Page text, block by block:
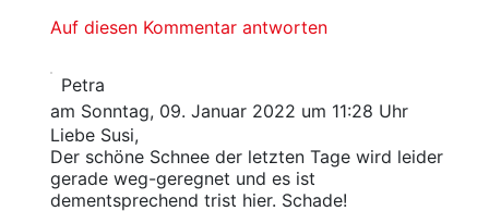
Auf diesen Kommentar antworten
Petra
am Sonntag, 09. Januar 2022 um 11:28 Uhr
Liebe Susi,
Der schöne Schnee der letzten Tage wird leider
gerade weg-geregnet und es ist
dementsprechend trist hier. Schade!